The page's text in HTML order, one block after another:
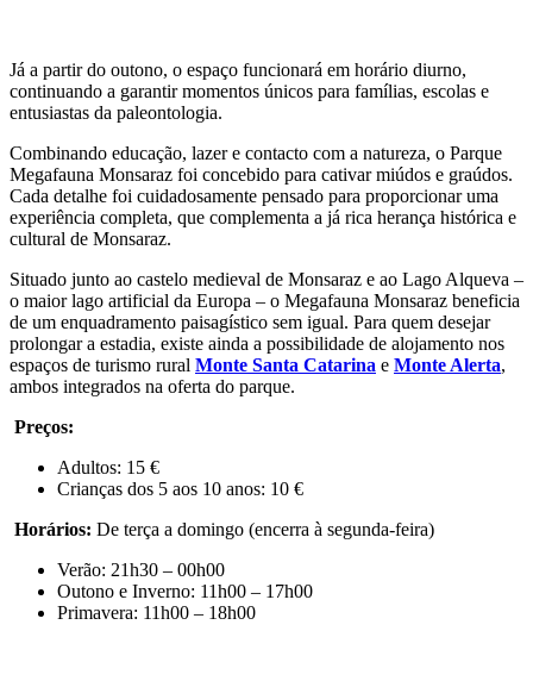
Já a partir do outono, o espaço funcionará em horário diurno,
continuando a garantir momentos únicos para famílias, escolas e
entusiastas da paleontologia.
Combinando educação, lazer e contacto com a natureza, o Parque
Megafauna Monsaraz foi concebido para cativar miúdos e graúdos.
Cada detalhe foi cuidadosamente pensado para proporcionar uma
experiência completa, que complementa a já rica herança histórica e
cultural de Monsaraz.
Situado junto ao castelo medieval de Monsaraz e ao Lago Alqueva –
o maior lago artificial da Europa – o Megafauna Monsaraz beneficia
de um enquadramento paisagístico sem igual. Para quem desejar
prolongar a estadia, existe ainda a possibilidade de alojamento nos
espaços de turismo rural Monte Santa Catarina e Monte Alerta,
ambos integrados na oferta do parque.
Preços:
Adultos: 15 €
Crianças dos 5 aos 10 anos: 10 €
Horários: De terça a domingo (encerra à segunda-feira)
Verão: 21h30 – 00h00
Outono e Inverno: 11h00 – 17h00
Primavera: 11h00 – 18h00